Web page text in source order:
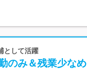
として活躍
のみ＆残業少なめ